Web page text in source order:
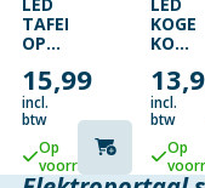
TAFELLAMP
OPLAADBAAR
3000K
TOUCH
25CM
BEIGE
15,99
incl.
btw
Op
voorraad
KOGEL
| G45
| E27
| 4W
|
2500K
incl.
btw
Op